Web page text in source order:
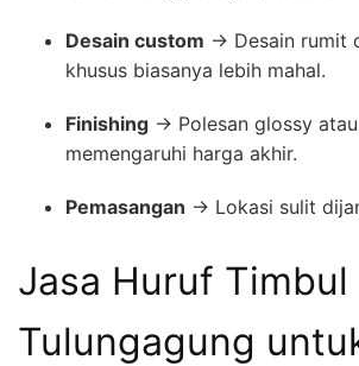
Desain custom → Desain rumit
khusus biasanya lebih mahal.
Finishing → Polesan glossy
memengaruhi harga akhir.
Pemasangan → Lokasi sulit
Jasa Huruf Timbul
Tulungagung